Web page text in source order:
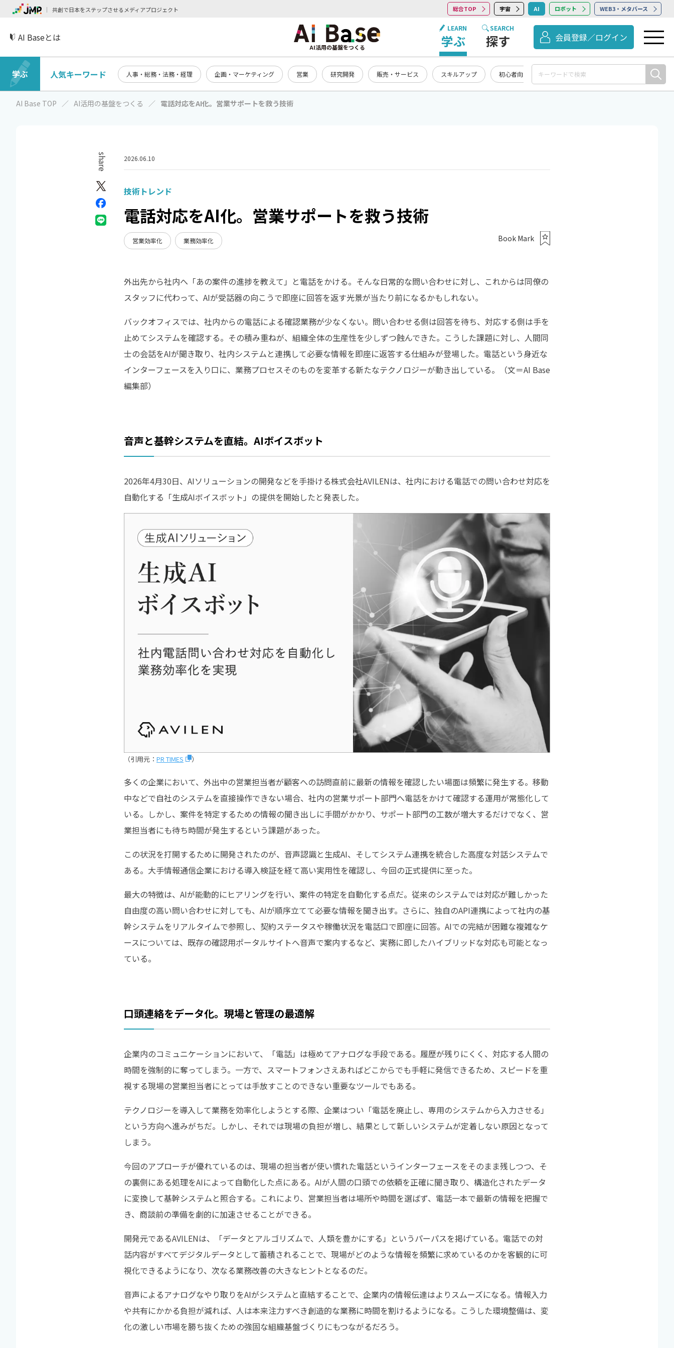
共創で日本をステップさせるメディアプロジェクト 総合TOP 宇宙 AI ロボット WEB3・メタバース
AI活用の基盤をつくる
AI Baseとは
LEARN
学ぶ
SEARCH
探す 会員登録／ログイン
学ぶ 人気キーワード 人事・総務・法務・経理 企画・マーケティング 営業 研究開発 販売・サービス スキルアップ 初心者向け 記事まとめ・お知らせ
AI Base TOP AI活用の基盤をつくる 電話対応をAI化。営業サポートを救う技術
2026.06.10
技術トレンド
電話対応をAI化。営業サポートを救う技術
営業効率化 業務効率化 Book Mark
外出先から社内へ「あの案件の進捗を教えて」と電話をかける。そんな日常的な問い合わせに対し、これからは同僚の
スタッフに代わって、AIが受話器の向こうで即座に回答を返す光景が当たり前になるかもしれない。
バックオフィスでは、社内からの電話による確認業務が少なくない。問い合わせる側は回答を待ち、対応する側は手を
止めてシステムを確認する。その積み重ねが、組織全体の生産性を少しずつ蝕んできた。こうした課題に対し、人間同
士の会話をAIが聞き取り、社内システムと連携して必要な情報を即座に返答する仕組みが登場した。電話という身近な
インターフェースを入り口に、業務プロセスそのものを変革する新たなテクノロジーが動き出している。（文＝AI Base
編集部）
音声と基幹システムを直結。AIボイスボット
2026年4月30日、AIソリューションの開発などを手掛ける株式会社AVILENは、社内における電話での問い合わせ対応を
自動化する「生成AIボイスボット」の提供を開始したと発表した。
（引用元： PR TIMES ）
多くの企業において、外出中の営業担当者が顧客への訪問直前に最新の情報を確認したい場面は頻繁に発生する。移動
中などで自社のシステムを直接操作できない場合、社内の営業サポート部門へ電話をかけて確認する運用が常態化して
いる。しかし、案件を特定するための情報の聞き出しに手間がかかり、サポート部門の工数が増大するだけでなく、営
業担当者にも待ち時間が発生するという課題があった。
この状況を打開するために開発されたのが、音声認識と生成AI、そしてシステム連携を統合した高度な対話システムで
ある。大手情報通信企業における導入検証を経て高い実用性を確認し、今回の正式提供に至った。
最大の特徴は、AIが能動的にヒアリングを行い、案件の特定を自動化する点だ。従来のシステムでは対応が難しかった
自由度の高い問い合わせに対しても、AIが順序立てて必要な情報を聞き出す。さらに、独自のAPI連携によって社内の基
幹システムをリアルタイムで参照し、契約ステータスや稼働状況を電話口で即座に回答。AIでの完結が困難な複雑なケ
ースについては、既存の確認用ポータルサイトへ音声で案内するなど、実務に即したハイブリッドな対応も可能となっ
ている。
口頭連絡をデータ化。現場と管理の最適解
企業内のコミュニケーションにおいて、「電話」は極めてアナログな手段である。履歴が残りにくく、対応する人間の
時間を強制的に奪ってしまう。一方で、スマートフォンさえあればどこからでも手軽に発信できるため、スピードを重
視する現場の営業担当者にとっては手放すことのできない重要なツールでもある。
テクノロジーを導入して業務を効率化しようとする際、企業はつい「電話を廃止し、専用のシステムから入力させる」
という方向へ進みがちだ。しかし、それでは現場の負担が増し、結果として新しいシステムが定着しない原因となって
しまう。
今回のアプローチが優れているのは、現場の担当者が使い慣れた電話というインターフェースをそのまま残しつつ、そ
の裏側にある処理をAIによって自動化した点にある。AIが人間の口頭での依頼を正確に聞き取り、構造化されたデータ
に変換して基幹システムと照合する。これにより、営業担当者は場所や時間を選ばず、電話一本で最新の情報を把握で
き、商談前の準備を劇的に加速させることができる。
開発元であるAVILENは、「データとアルゴリズムで、人類を豊かにする」というパーパスを掲げている。電話での対
話内容がすべてデジタルデータとして蓄積されることで、現場がどのような情報を頻繁に求めているのかを客観的に可
視化できるようになり、次なる業務改善の大きなヒントとなるのだ。
音声によるアナログなやり取りをAIがシステムと直結することで、企業内の情報伝達はよりスムーズになる。情報入力
や共有にかかる負担が減れば、人は本来注力すべき創造的な業務に時間を割けるようになる。こうした環境整備は、変
化の激しい市場を勝ち抜くための強固な組織基盤づくりにもつながるだろう。
share